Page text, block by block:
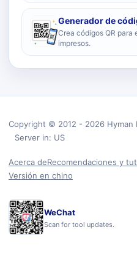
Generador de
Crea códigos QR para
impresos.
Copyright © 2012 - 2026 Hyman
Server in: US
Acerca deRecomendaciones y
Versión en chino
WeChat
Scan for tool updates.